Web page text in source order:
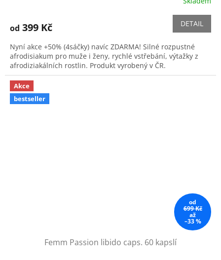
od 399 Kč DETAIL
Nyní akce +50% (4sáčky) navíc ZDARMA! Silné rozpustné
afrodisiakum pro muže i ženy, rychlé vstřebání, výtažky z
afrodiziakálních rostlin. Produkt vyrobený v ČR.
Akce
bestseller
od
699 Kč
až
–33 %
Femm Passion libido caps. 60 kapslí